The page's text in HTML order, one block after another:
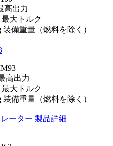
高出力
最大トルク
装備重量（燃料を除く）
高出力
最大トルク
装備重量（燃料を除く）
ーター 製品詳細